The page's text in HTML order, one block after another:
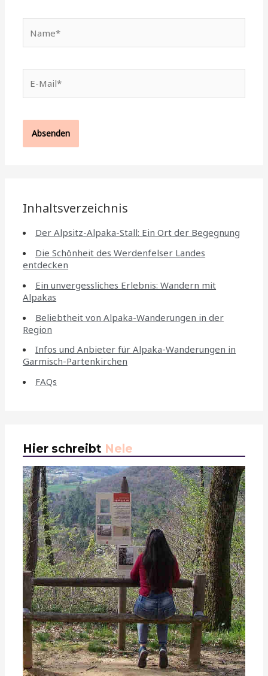
Mail*
Inhaltsverzeichnis
Der Alpsitz-Alpaka-Stall: Ein Ort der Begegnung
Die Schönheit des Werdenfelser Landes
entdecken
Ein unvergessliches Erlebnis: Wandern mit
Alpakas
Beliebtheit von Alpaka-Wanderungen in der
Region
Infos und Anbieter für Alpaka-Wanderungen in
Garmisch-Partenkirchen
FAQs
Hier schreibt Nele